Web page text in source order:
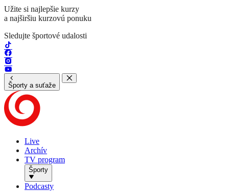
Užite si najlepšie kurzy
a najširšiu kurzovú ponuku
Sledujte športové udalosti
Športy a suťaže
Live
Archív
TV program
Športy
Podcasty